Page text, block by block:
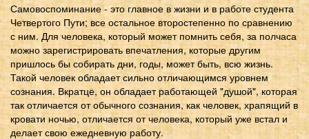
Самовоспоминание - это главное в жизни и в работе студента
Четвертого Пути; все остальное второстепенно по сравнению
с ним. Для человека, который может помнить себя, за полчаса
можно зарегистрировать впечатления, которые другим
пришлось бы собирать дни, годы, может быть, всю жизнь.
Такой человек обладает сильно отличающимся уровнем
сознания. Вкратце, он обладает работающей "душой", которая
так отличается от обычного сознания, как человек, храпящий в
кровати ночью, отличается от человека, который уже встал и
делает свою ежедневную работу.